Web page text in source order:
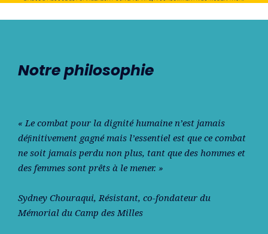
Notre philosophie
« Le combat pour la dignité humaine n’est jamais
déﬁnitivement gagné mais l’essentiel est que ce combat
ne soit jamais perdu non plus, tant que des hommes et
des femmes sont prêts à le mener. »
Sydney Chouraqui, Résistant, co-fondateur du
Mémorial du Camp des Milles